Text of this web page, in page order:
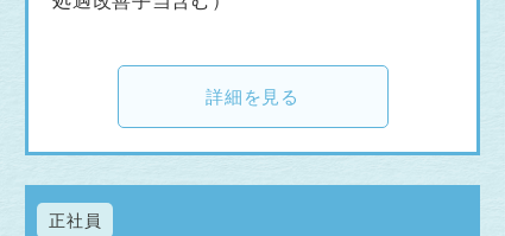
詳細を見る
正社員